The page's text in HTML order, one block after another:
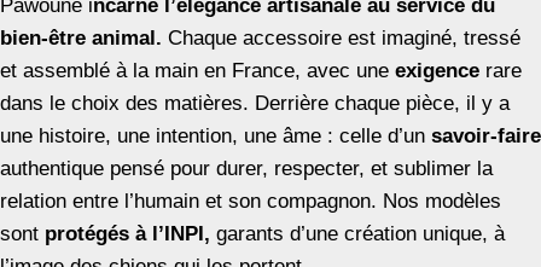
Pawoune incarne l’élégance artisanale au service du
bien-être animal. Chaque accessoire est imaginé, tressé
et assemblé à la main en France, avec une exigence rare
dans le choix des matières. Derrière chaque pièce, il y a
une histoire, une intention, une âme : celle d’un savoir-faire
authentique pensé pour durer, respecter, et sublimer la
relation entre l’humain et son compagnon. Nos modèles
sont protégés à l’INPI, garants d’une création unique, à